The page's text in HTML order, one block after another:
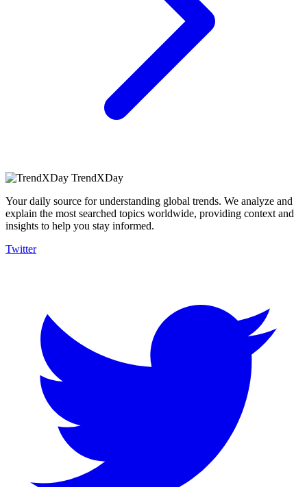
TrendXDay
Your daily source for understanding global trends. We analyze and
explain the most searched topics worldwide, providing context and
insights to help you stay informed.
Twitter